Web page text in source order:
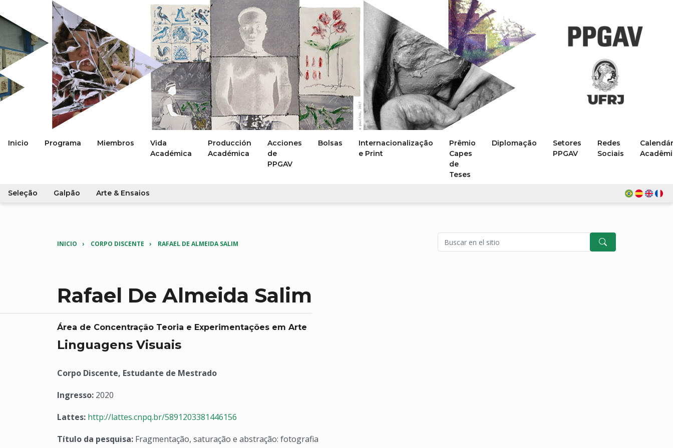
Inicio Programa Miembros
Vida
Académica
Producción
Académica
Acciones
de
PPGAV
Bolsas
Internacionalização
e Print
Prêmio
Capes
de
Teses
Diplomação
Setores
PPGAV
Redes
Sociais
Seleção Galpão Arte & Ensaios
INICIO CORPO DISCENTE RAFAEL DE ALMEIDA SALIM
Rafael De Almeida Salim
Área de Concentração Teoria e Experimentações em Arte
Linguagens Visuais
Corpo Discente, Estudante de Mestrado
Ingresso: 2020
Lattes: http://lattes.cnpq.br/5891203381446156
Título da pesquisa: Fragmentação, saturação e abstração: fotografia